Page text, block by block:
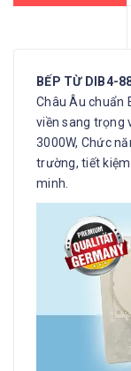
BẾP TỪ DIB4-
Châu Âu chuẩn
viền sang trọng
3000W, Chức
trường, tiết
minh.